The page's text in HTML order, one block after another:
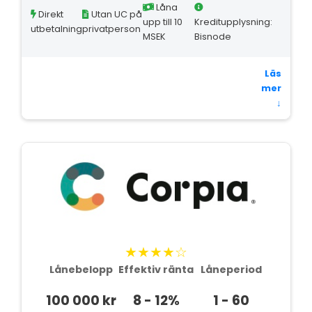
Direkt
utbetalning
Utan UC på
privatperson
Låna
upp till 10
MSEK
Kreditupplysning:
Bisnode
Läs
mer
↓
★★★★☆
Lånebelopp
100 000 kr
Effektiv ränta
8 - 12%
Låneperiod
1 - 60